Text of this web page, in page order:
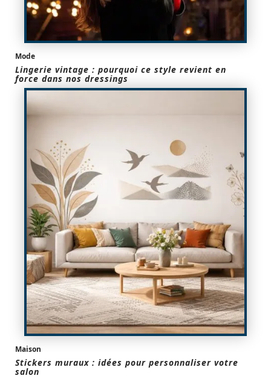
Mode
Lingerie vintage : pourquoi ce style revient en
force dans nos dressings
Maison
Stickers muraux : idées pour personnaliser votre
salon